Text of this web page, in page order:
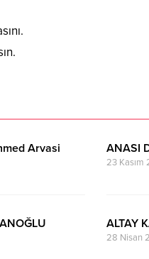
Arvasi ANASI
23
ALTAY
28 Nisan